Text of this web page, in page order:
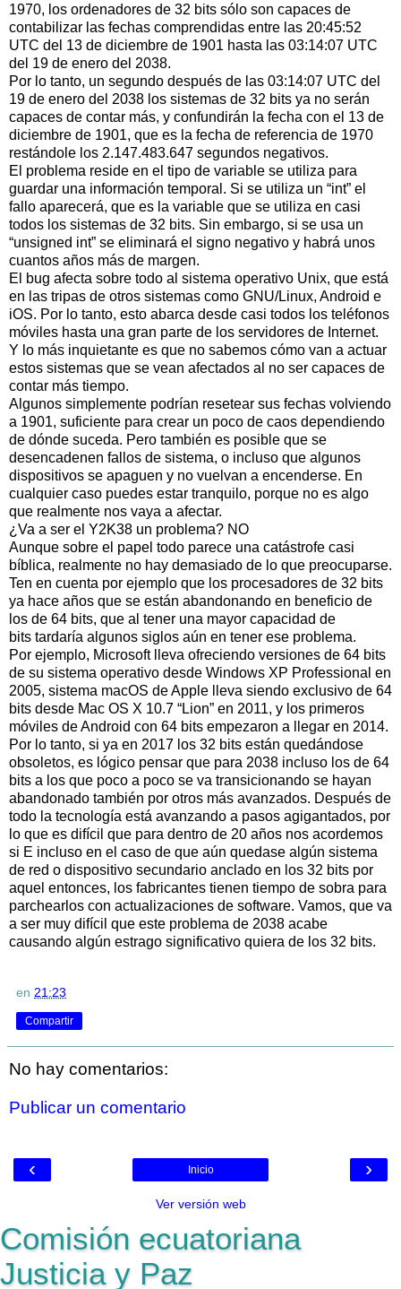
1970, los ordenadores de 32 bits sólo son capaces de
contabilizar las fechas comprendidas entre las 20:45:52
UTC del 13 de diciembre de 1901 hasta las 03:14:07 UTC
del 19 de enero del 2038.
Por lo tanto, un segundo después de las 03:14:07 UTC del
19 de enero del 2038 los sistemas de 32 bits ya no serán
capaces de contar más, y confundirán la fecha con el 13 de
diciembre de 1901, que es la fecha de referencia de 1970
restándole los 2.147.483.647 segundos negativos.
El problema reside en el tipo de variable se utiliza para
guardar una información temporal. Si se utiliza un “int” el
fallo aparecerá, que es la variable que se utiliza en casi
todos los sistemas de 32 bits. Sin embargo, si se usa un
“unsigned int” se eliminará el signo negativo y habrá unos
cuantos años más de margen.
El bug afecta sobre todo al sistema operativo Unix, que está
en las tripas de otros sistemas como GNU/Linux, Android e
iOS. Por lo tanto, esto abarca desde casi todos los teléfonos
móviles hasta una gran parte de los servidores de Internet.
Y lo más inquietante es que no sabemos cómo van a actuar
estos sistemas que se vean afectados al no ser capaces de
contar más tiempo.
Algunos simplemente podrían resetear sus fechas volviendo
a 1901, suficiente para crear un poco de caos dependiendo
de dónde suceda. Pero también es posible que se
desencadenen fallos de sistema, o incluso que algunos
dispositivos se apaguen y no vuelvan a encenderse. En
cualquier caso puedes estar tranquilo, porque no es algo
que realmente nos vaya a afectar.
¿Va a ser el Y2K38 un problema? NO
Aunque sobre el papel todo parece una catástrofe casi
bíblica, realmente no hay demasiado de lo que preocuparse.
Ten en cuenta por ejemplo que los procesadores de 32 bits
ya hace años que se están abandonando en beneficio de
los de 64 bits, que al tener una mayor capacidad de
bits tardaría algunos siglos aún en tener ese problema.
Por ejemplo, Microsoft lleva ofreciendo versiones de 64 bits
de su sistema operativo desde Windows XP Professional en
2005, sistema macOS de Apple lleva siendo exclusivo de 64
bits desde Mac OS X 10.7 “Lion” en 2011, y los primeros
móviles de Android con 64 bits empezaron a llegar en 2014.
Por lo tanto, si ya en 2017 los 32 bits están quedándose
obsoletos, es lógico pensar que para 2038 incluso los de 64
bits a los que poco a poco se va transicionando se hayan
abandonado también por otros más avanzados. Después de
todo la tecnología está avanzando a pasos agigantados, por
lo que es difícil que para dentro de 20 años nos acordemos
si E incluso en el caso de que aún quedase algún sistema
de red o dispositivo secundario anclado en los 32 bits por
aquel entonces, los fabricantes tienen tiempo de sobra para
parchearlos con actualizaciones de software. Vamos, que va
a ser muy difícil que este problema de 2038 acabe
causando algún estrago significativo quiera de los 32 bits.
en 21:23
Compartir
No hay comentarios:
Publicar un comentario
‹ ›
Inicio
Ver versión web
Comisión ecuatoriana
Justicia y Paz